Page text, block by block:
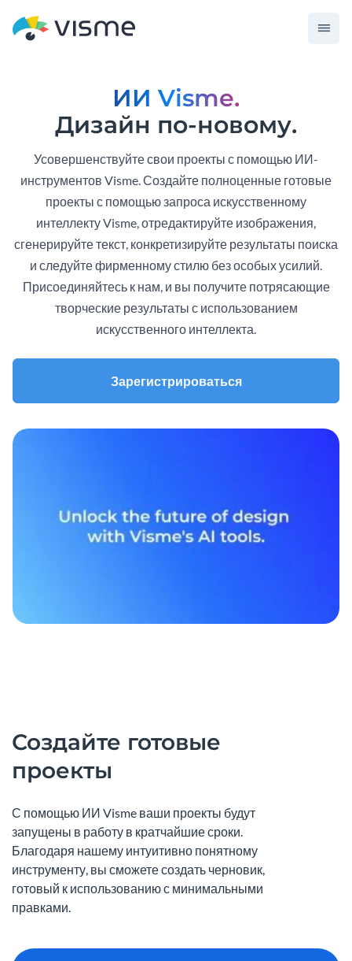
ИИ Visme.
Дизайн по-новому.
Усовершенствуйте свои проекты с помощью ИИ-
инструментов Visme. Создайте полноценные готовые
проекты с помощью запроса искусственному
интеллекту Visme, отредактируйте изображения,
сгенерируйте текст, конкретизируйте результаты поиска
и следуйте фирменному стилю без особых усилий.
Присоединяйтесь к нам, и вы получите потрясающие
творческие результаты с использованием
искусственного интеллекта.
Зарегистрироваться
Создайте готовые
проекты
С помощью ИИ Visme ваши проекты будут
запущены в работу в кратчайшие сроки.
Благодаря нашему интуитивно понятному
инструменту, вы сможете создать черновик,
готовый к использованию с минимальными
правками.